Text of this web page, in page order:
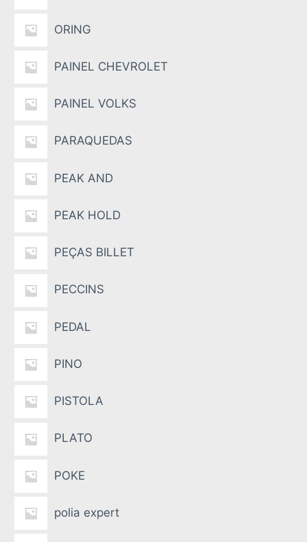
ORING
PAINEL CHEVROLET
PAINEL VOLKS
PARAQUEDAS
PEAK AND
PEAK HOLD
PEÇAS BILLET
PECCINS
PEDAL
PINO
PISTOLA
PLATO
POKE
polia expert